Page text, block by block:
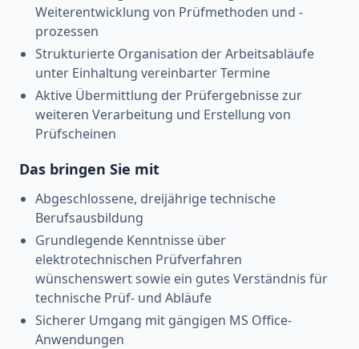
Weiterentwicklung von Prüfmethoden und -
prozessen
Strukturierte Organisation der Arbeitsabläufe
unter Einhaltung vereinbarter Termine
Aktive Übermittlung der Prüfergebnisse zur
weiteren Verarbeitung und Erstellung von
Prüfscheinen
Das bringen Sie mit
Abgeschlossene, dreijährige technische
Berufsausbildung
Grundlegende Kenntnisse über
elektrotechnischen Prüfverfahren
wünschenswert sowie ein gutes Verständnis für
technische Prüf- und Abläufe
Sicherer Umgang mit gängigen MS Office-
Anwendungen